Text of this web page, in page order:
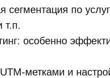
сегментация по
т.п.
особенно
метками и